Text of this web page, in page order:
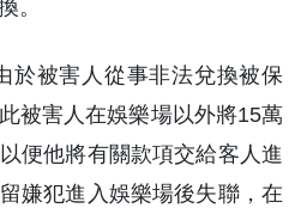
。
於被害人從事非法兌換被保
被害人在娛樂場以外將15萬
便他將有關款項交給客人進
嫌犯進入娛樂場後失聯，在